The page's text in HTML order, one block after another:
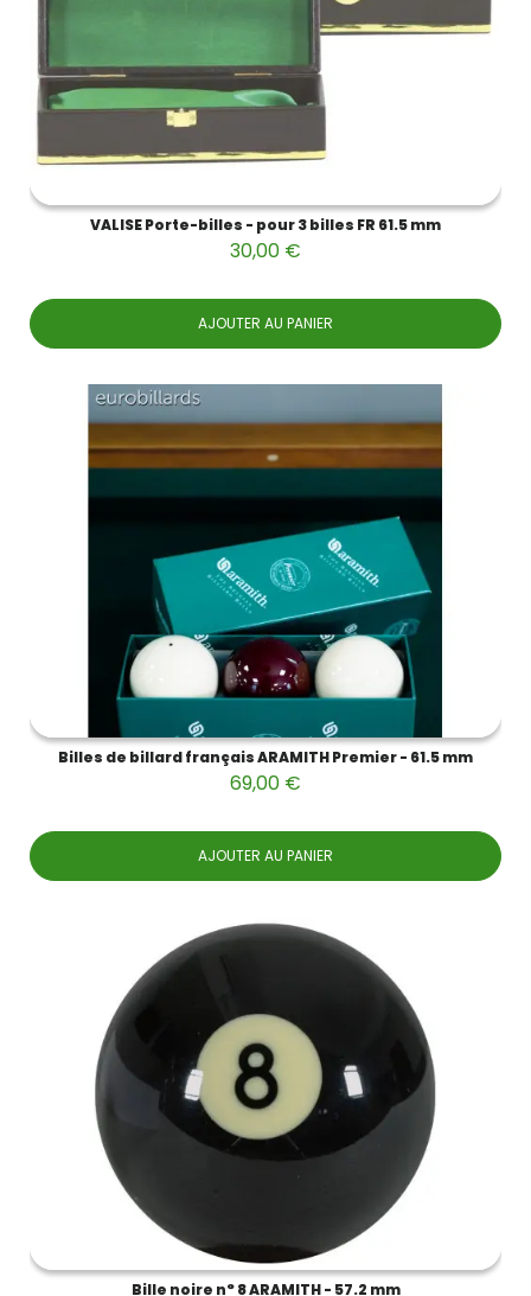
VALISE Porte-billes - pour 3 billes FR 61.5 mm
30,00 €
AJOUTER AU PANIER
Billes de billard français ARAMITH Premier - 61.5 mm
69,00 €
AJOUTER AU PANIER
Bille noire n° 8 ARAMITH - 57.2 mm